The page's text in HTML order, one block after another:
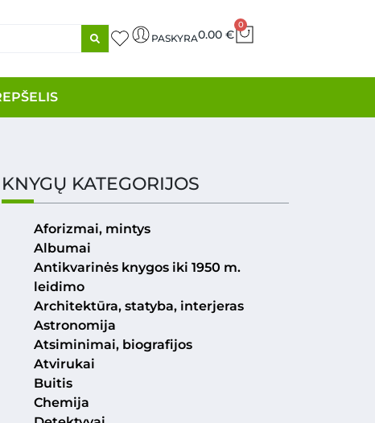
PASKYRA0.00 €
0
KNYGŲ KATEGORIJOS
Aforizmai, mintys
Albumai
Antikvarinės knygos iki 1950 m.
leidimo
Architektūra, statyba, interjeras
Astronomija
Atsiminimai, biografijos
Atvirukai
Buitis
Chemija